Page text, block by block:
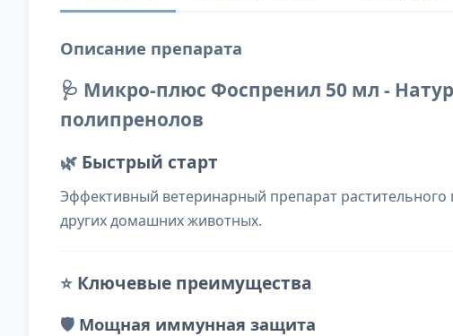
Описание препарата
🩺 Микро-плюс Фоспренил 50 мл -
полипренолов
🌿 Быстрый старт
Эффективный ветеринарный препарат
других домашних животных.
⭐ Ключевые преимущества
🛡️ Мощная иммунная защита